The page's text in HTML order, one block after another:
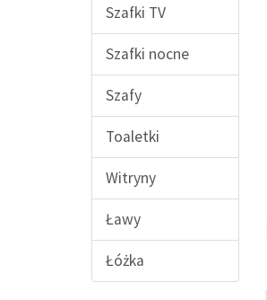
Szafki TV
Szafki nocne
Szafy
Toaletki
Witryny
Ławy
Łóżka
Fotel Lincoln